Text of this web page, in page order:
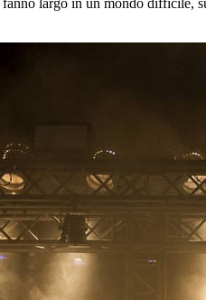
largo in un mondo difficile,